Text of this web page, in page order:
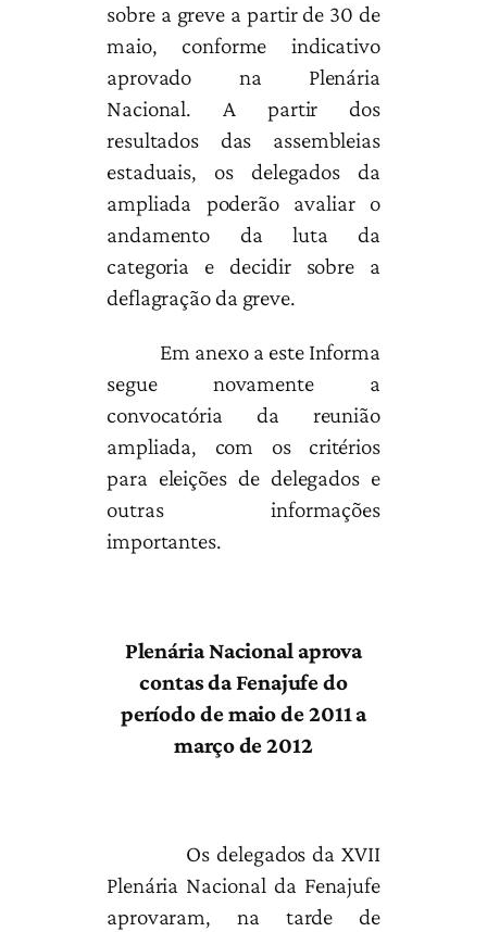
sobre a greve a partir de 30 de
maio, conforme indicativo
aprovado na Plenária
Nacional. A partir dos
resultados das assembleias
estaduais, os delegados da
ampliada poderão avaliar o
andamento da luta da
categoria e decidir sobre a
deflagração da greve.
Em anexo a este Informa
segue novamente a
convocatória da reunião
ampliada, com os critérios
para eleições de delegados e
outras informações
importantes.
Plenária Nacional aprova
contas da Fenajufe do
período de maio de 2011 a
março de 2012
Os delegados da XVII
Plenária Nacional da Fenajufe
aprovaram, na tarde de